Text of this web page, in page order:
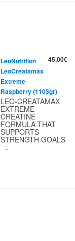
45,00€
LeoNutrition
LeoCreatamax
Extreme
Raspberry (1103gr)
LEO-CREATAMAX
EXTREME
CREATINE
FORMULA THAT
SUPPORTS
STRENGTH GOALS
..